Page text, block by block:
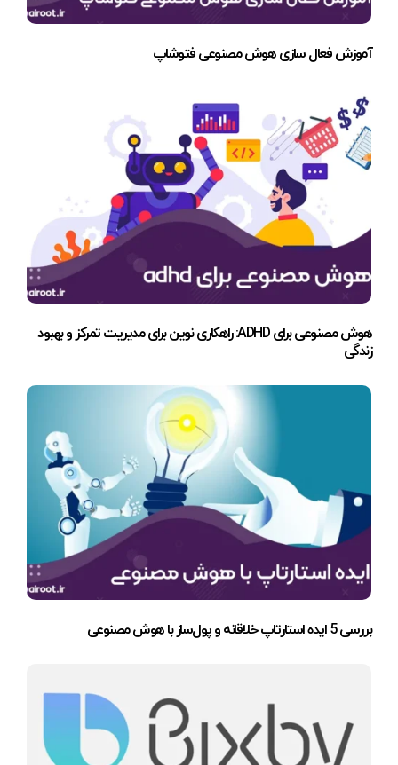
آموزش فعال سازی هوش مصنوعی فتوشاپ
هوش مصنوعی برای ADHD: راهکاری نوین برای مدیریت تمرکز و بهبود
زندگی
بررسی 5 ایده استارتاپ خلاقانه و پول‌ساز با هوش مصنوعی